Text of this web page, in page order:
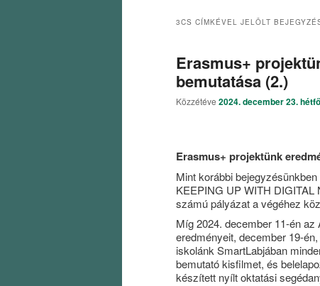
3CS CÍMKÉVEL JELÖLT
Erasmus+
bemutatása (2.)
Közzétéve 2024. december 23. hétfő
Erasmus+ projektünk
Mint korábbi
KEEPING UP WITH DIGITAL
számú pályázat a végéhez
Míg 2024. december 11-én
eredményeit, december 19-
iskolánk SmartLabjában
bemutató kisfilmet, és
készített nyílt oktatási